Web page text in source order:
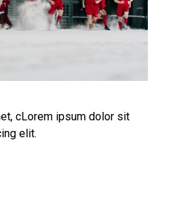
cLorem ipsum dolor sit
elit.